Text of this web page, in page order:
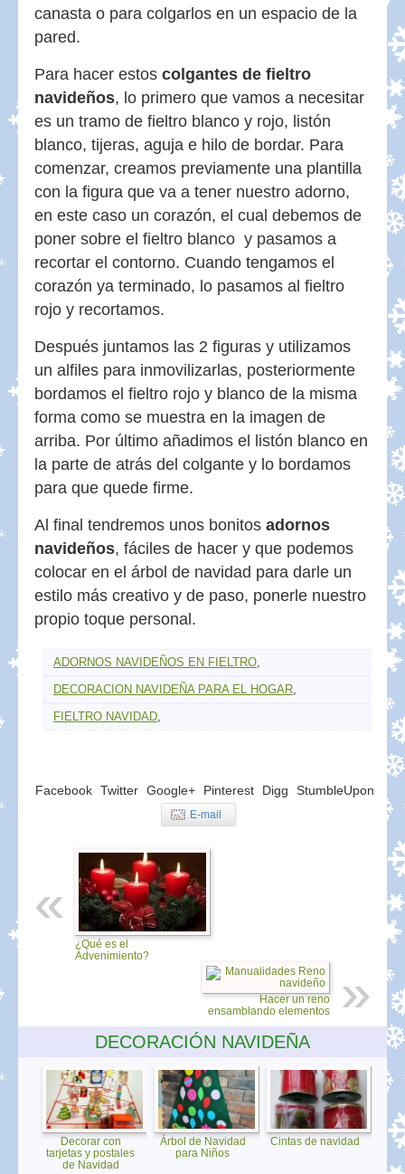
canasta o para colgarlos en un espacio de la
pared.
Para hacer estos colgantes de fieltro
navideños, lo primero que vamos a necesitar
es un tramo de fieltro blanco y rojo, listón
blanco, tijeras, aguja e hilo de bordar. Para
comenzar, creamos previamente una plantilla
con la figura que va a tener nuestro adorno,
en este caso un corazón, el cual debemos de
poner sobre el fieltro blanco y pasamos a
recortar el contorno. Cuando tengamos el
corazón ya terminado, lo pasamos al fieltro
rojo y recortamos.
Después juntamos las 2 figuras y utilizamos
un alfiles para inmovilizarlas, posteriormente
bordamos el fieltro rojo y blanco de la misma
forma como se muestra en la imagen de
arriba. Por último añadimos el listón blanco en
la parte de atrás del colgante y lo bordamos
para que quede firme.
Al final tendremos unos bonitos adornos
navideños, fáciles de hacer y que podemos
colocar en el árbol de navidad para darle un
estilo más creativo y de paso, ponerle nuestro
propio toque personal.
ADORNOS NAVIDEÑOS EN FIELTRO
DECORACION NAVIDEÑA PARA EL HOGAR
FIELTRO NAVIDAD
Facebook Twitter Google+ Pinterest Digg StumbleUpon
E-mail
¿Qué es el
Advenimiento?
Hacer un reno
ensamblando elementos
DECORACIÓN NAVIDEÑA
Decorar con
tarjetas y postales
de Navidad
Árbol de Navidad
para Niños
Cintas de navidad